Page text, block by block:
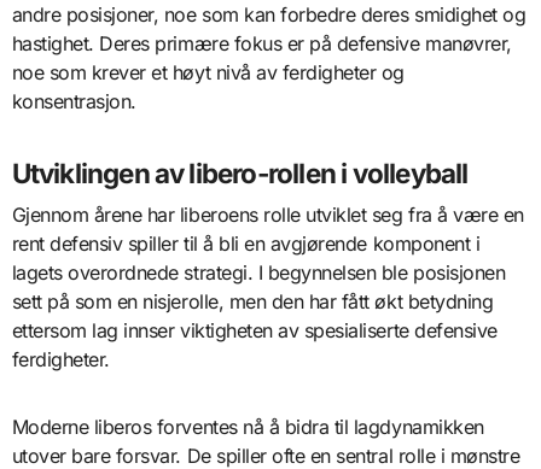
andre posisjoner, noe som kan forbedre deres smidighet og
hastighet. Deres primære fokus er på defensive manøvrer,
noe som krever et høyt nivå av ferdigheter og
konsentrasjon.
Utviklingen av libero-rollen i volleyball
Gjennom årene har liberoens rolle utviklet seg fra å være en
rent defensiv spiller til å bli en avgjørende komponent i
lagets overordnede strategi. I begynnelsen ble posisjonen
sett på som en nisjerolle, men den har fått økt betydning
ettersom lag innser viktigheten av spesialiserte defensive
ferdigheter.
Moderne liberos forventes nå å bidra til lagdynamikken
utover bare forsvar. De spiller ofte en sentral rolle i mønstre